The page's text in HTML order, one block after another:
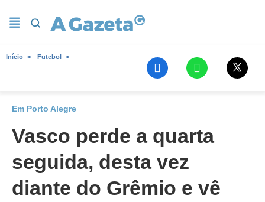
Início Futebol
Em Porto Alegre
Vasco perde a quarta
seguida, desta vez
diante do Grêmio e vê